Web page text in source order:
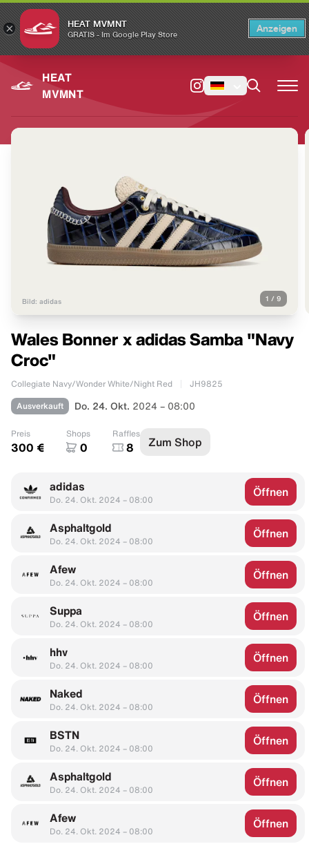
× HEAT MVMNT
GRATIS - Im Google Play Store
Anzeigen
HEAT
MVMNT
Bild: adidas 1 / 9
Wales Bonner x adidas Samba "Navy
Croc"
Collegiate Navy/Wonder White/Night Red JH9825
Ausverkauft Do. 24. Okt. 2024 – 08:00
Preis
300 €
Shops
0
Raffles
8 Zum Shop
adidas
Do. 24. Okt. 2024 – 08:00
Öffnen
Asphaltgold
Do. 24. Okt. 2024 – 08:00
Öffnen
Afew
Do. 24. Okt. 2024 – 08:00
Öffnen
Suppa
Do. 24. Okt. 2024 – 08:00
Öffnen
hhv
Do. 24. Okt. 2024 – 08:00
Öffnen
Naked
Do. 24. Okt. 2024 – 08:00
Öffnen
BSTN
Do. 24. Okt. 2024 – 08:00
Öffnen
Asphaltgold
Do. 24. Okt. 2024 – 08:00
Öffnen
Afew
Do. 24. Okt. 2024 – 08:00
Öffnen
Switch to the English version? Switch ×